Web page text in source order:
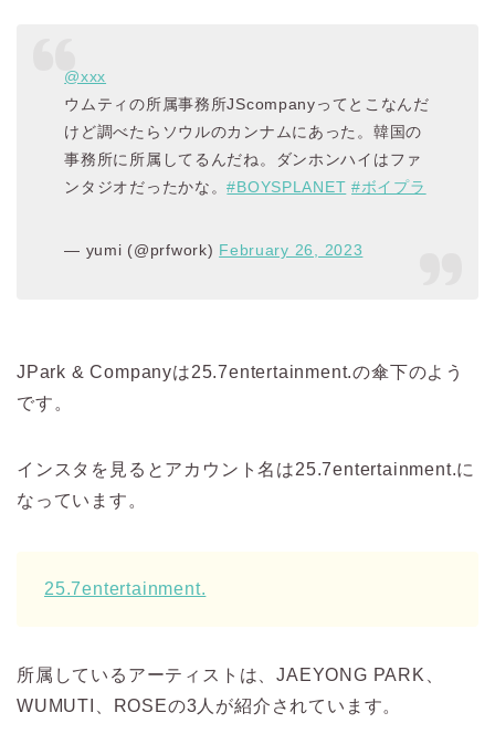
@xxx
ウムティの所属事務所JScompanyってとこなんだ
けど調べたらソウルのカンナムにあった。韓国の
事務所に所属してるんだね。ダンホンハイはファ
ンタジオだったかな。#BOYSPLANET #ボイプラ
— yumi (@prfwork) February 26, 2023
JPark & Companyは25.7entertainment.の傘下のよう
です。
インスタを見るとアカウント名は25.7entertainment.に
なっています。
25.7entertainment.
所属しているアーティストは、JAEYONG PARK、
WUMUTI、ROSEの3人が紹介されています。